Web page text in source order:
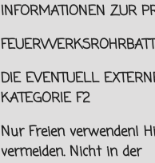
INFORMATIONEN ZUR
DIE EVENTUELL
KATEGORIE F2
Nur Freien verwenden!
vermeiden. Nicht in der